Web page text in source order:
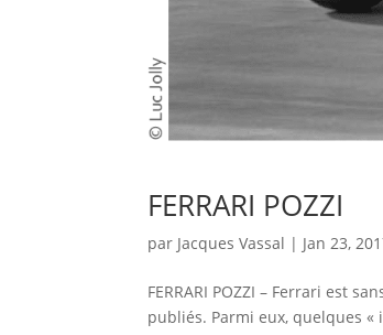
FERRARI POZZI
par Jacques Vassal | Jan 23,
FERRARI POZZI – Ferrari est
publiés. Parmi eux, quelques «